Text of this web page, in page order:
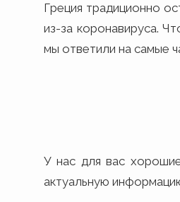
Греция традиционно
из-за коронавируса.
мы ответили на самые
У нас для вас
актуальную